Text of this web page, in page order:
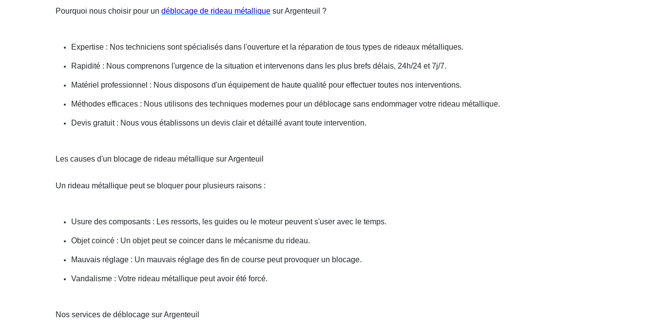
Pourquoi nous choisir pour un déblocage de rideau métallique sur Argenteuil ?
Expertise : Nos techniciens sont spécialisés dans l'ouverture et la réparation de tous types de rideaux métalliques.
Rapidité : Nous comprenons l'urgence de la situation et intervenons dans les plus brefs délais, 24h/24 et 7j/7.
Matériel professionnel : Nous disposons d'un équipement de haute qualité pour effectuer toutes nos interventions.
Méthodes efficaces : Nous utilisons des techniques modernes pour un déblocage sans endommager votre rideau métallique.
Devis gratuit : Nous vous établissons un devis clair et détaillé avant toute intervention.
Les causes d'un blocage de rideau métallique sur Argenteuil
Un rideau métallique peut se bloquer pour plusieurs raisons :
Usure des composants : Les ressorts, les guides ou le moteur peuvent s'user avec le temps.
Objet coincé : Un objet peut se coincer dans le mécanisme du rideau.
Mauvais réglage : Un mauvais réglage des fin de course peut provoquer un blocage.
Vandalisme : Votre rideau métallique peut avoir été forcé.
Nos services de déblocage sur Argenteuil